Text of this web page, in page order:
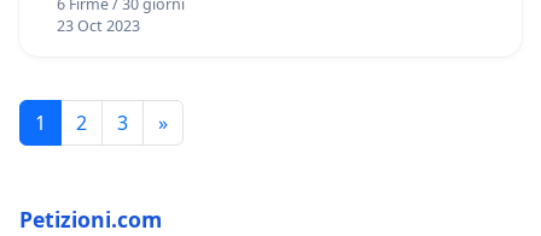
6 Firme / 30 giorni
23 Oct 2023
1 2 3 »
Petizioni.com